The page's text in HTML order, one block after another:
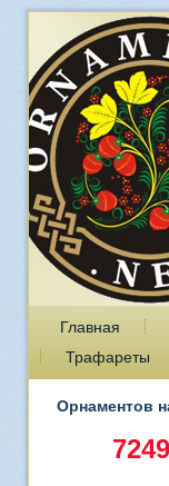
Главная
Трафареты
Орнаментов
7249